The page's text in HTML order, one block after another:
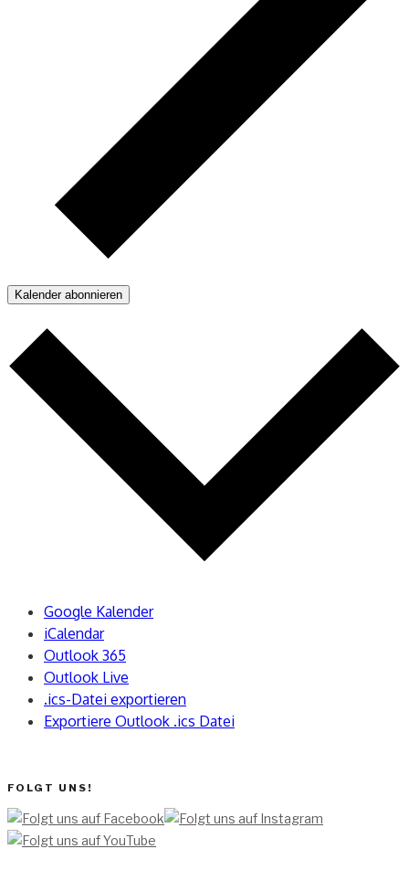
Kalender abonnieren
Google Kalender
iCalendar
Outlook 365
Outlook Live
.ics-Datei exportieren
Exportiere Outlook .ics Datei
FOLGT UNS!